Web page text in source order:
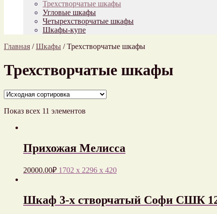
Трехстворчатые шкафы
Угловые шкафы
Четырехстворчатые шкафы
Шкафы-купе
Главная /Шкафы /Трехстворчатые шкафы
Трехстворчатые шкафы
Показ всех 11 элементов
Прихожая Мелисса
20000.00₽ 1702 x 2296 x 420
Шкаф 3-х створчатый Софи СШК